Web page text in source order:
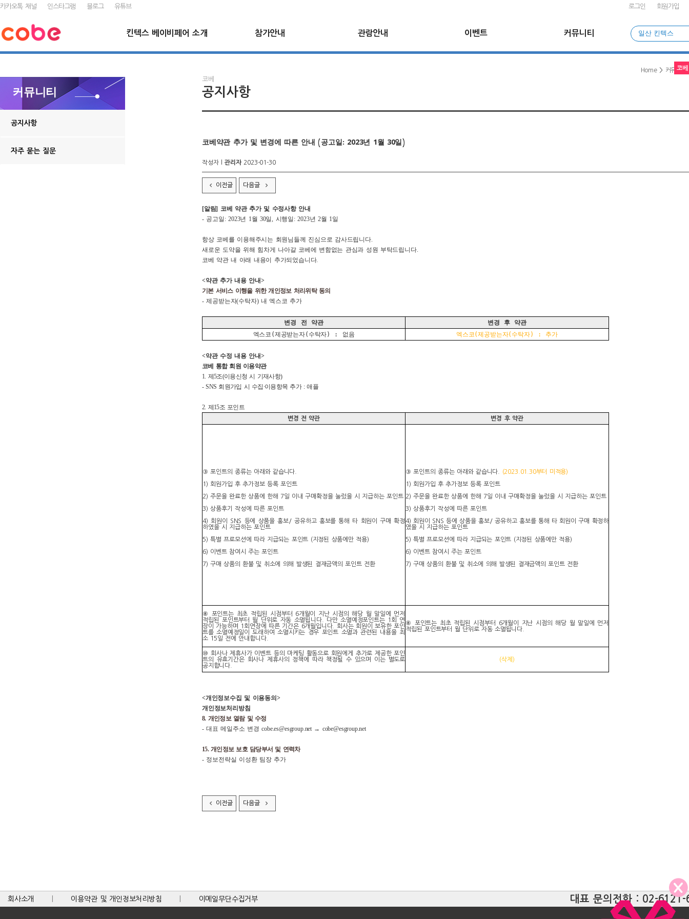
카카오톡 채널 인스타그램 블로그 유튜브 로그인 회원가입
일산 킨텍스
킨텍스 베이비페어 소개 참가안내 관람안내 이벤트 커뮤니티
커뮤니티
공지사항
자주 묻는 질문
Home> 커뮤니티
코베
공지사항
코
코베약관 추가 및 변경에 따른 안내 (공고일: 2023년 1월 30일)
작성자 l 관리자 2023-01-30
이전글 다음글
[알림] 코베 약관 추가 및 수정사항 안내
- 공고일: 2023년 1월 30일, 시행일: 2023년 2월 1일
항상 코베를 이용해주시는 회원님들께 진심으로 감사드립니다.
새로운 도약을 위해 힘차게 나아갈 코베에 변함없는 관심과 성원 부탁드립니다.
코베 약관 내 아래 내용이 추가되었습니다.
<약관 추가 내용 안내>
기본 서비스 이행을 위한 개인정보 처리위탁 동의
- 제공받는자(수탁자) 내 엑스코 추가
변경 전 약관
변경 후 약관
엑스코(제공받는자(수탁자) : 없음
엑스코(제공받는자(수탁자) : 추가
<약관 수정 내용 안내>
코베
통합 회원 이용약관
1. 제5조(이용신청 시 기재사항)
- SNS 회원가입 시 수집∙이용항목 추가 : 애플
2. 제15조 포인트
변경 전 약관 변경 후 약관
③ 포인트의 종류는 아래와 같습니다.
1) 회원가입 후 추가정보 등록 포인트
2) 주문을 완료한 상품에 한해 7일 이내 구매확정을 눌렀을 시 지급하는 포인트
3) 상품후기 작성에 따른 포인트
4) 회원이 SNS 등에 상품을 홍보/ 공유하고 홍보를 통해 타 회원이 구매 확정
하였을 시 지급하는 포인트
5) 특별 프로모션에 따라 지급되는 포인트 (지정된 상품에만 적용)
6) 이벤트 참여시 주는 포인트
7) 구매 상품의 환불 및 취소에 의해 발생된 결재금액의 포인트 전환
③ 포인트의 종류는 아래와 같습니다.
(2023.01.30부터 미적용)
1) 회원가입 후 추가정보 등록 포인트
2) 주문을 완료한 상품에 한해 7일 이내 구매확정을 눌렀을 시 지급하는 포인트
3) 상품후기 작성에 따른 포인트
4) 회원이 SNS 등에 상품을 홍보/ 공유하고 홍보를 통해 타 회원이 구매 확정하
였을 시 지급하는 포인트
5) 특별 프로모션에 따라 지급되는 포인트 (지정된 상품에만 적용)
6) 이벤트 참여시 주는 포인트
7) 구매 상품의 환불 및 취소에 의해 발생된 결재금액의 포인트 전환
⑧ 포인트는 최초 적립된 시점부터 6개월이 지난 시점의 해당 월 말일에 먼저
적립된 포인트부터 월 단위로 자동 소멸됩니다. 다만 소멸예정포인트는 1회 연
장이 가능하며 1회연장에 따른 기간은 6개월입니다. 회사는 회원이 보유한 포인
트를 소멸예정일이 도래하여 소멸시키는 경우 포인트 소멸과 관련된 내용을 최
소 15일 전에 안내합니다.
⑧ 포인트는 최초 적립된 시점부터 6개월이 지난 시점의 해당 월 말일에 먼저
적립된 포인트부터 월 단위로 자동 소멸됩니다.
⑩ 회사나 제휴사가 이벤트 등의 마케팅 활동으로 회원에게 추가로 제공한 포인
트의 유효기간은 회사나 제휴사의 정책에 따라 책정될 수 있으며 이는 별도로
공지합니다.
(삭제)
<개인정보수집 및 이용동의>
개인정보처리방침
8. 개인정보 열람 및 수정
- 대표 메일주소 변경 cobe.es@esgroup.net → cobe@esgroup.net
15. 개인정보 보호 담당부서 및 연력차
- 정보전략실 이성환 팀장 추가
이전글 다음글
회사소개 이용약관 및 개인정보처리방침 이메일무단수집거부 대표 문의전화 : 02-6121-